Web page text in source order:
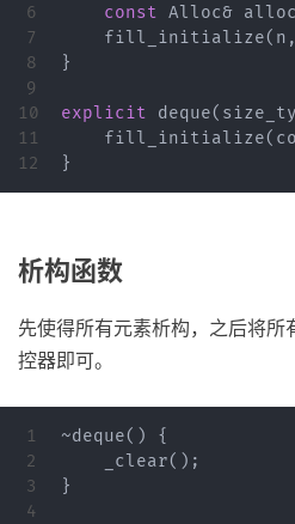
6
7
8
9
10
11
const Alloc& alloc
fill_initialize( n ,
}
explicit deque(
fill_initialize(
}
析构函数
先使得所有元素析构，之后将所
控器即可。
1
2
3
4
~deque()
{
_clear();
}